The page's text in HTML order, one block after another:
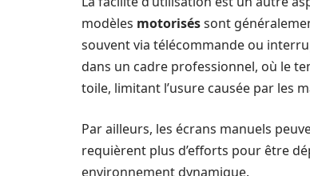
modèles motoriséssont
souvent via télécommande ou
dans un cadre professionnel, où le
toile, limitant l’usure causée par les
Par ailleurs, les écrans manuels
requièrent plus d’efforts pour être
environnement dynamique.